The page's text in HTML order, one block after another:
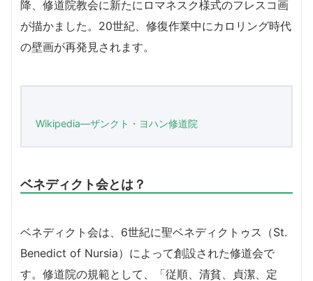
降、修道院教会に新たにロマネスク様式のフレスコ画
が描かました。20世紀、修復作業中にカロリング時代
の壁画が再発見されます。
Wikipedia―ザンクト・ヨハン修道院
ベネディクト会とは？
ベネディクト会は、6世紀に聖ベネディクトゥス（St.
Benedict of Nursia）によって創設された修道会で
す。修道院の規範として、「従順、清貧、貞潔、定